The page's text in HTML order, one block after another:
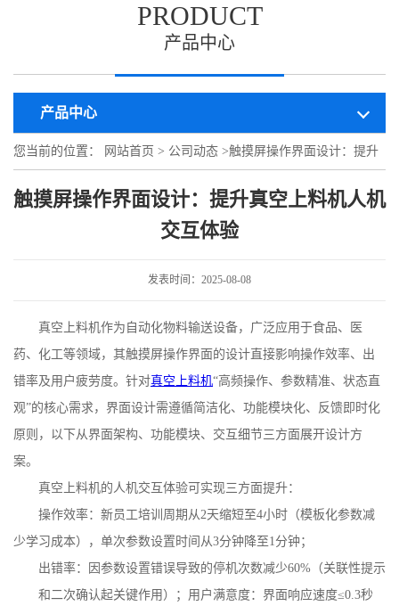
PRODUCT
产品中心
产品中心
您当前的位置： 网站首页 > 公司动态 >触摸屏操作界面设计：提升
真空上料机人机交互体验
触摸屏操作界面设计：提升真空上料机人机
交互体验
发表时间：2025-08-08
真空上料机作为自动化物料输送设备，广泛应用于食品、医
药、化工等领域，其触摸屏操作界面的设计直接影响操作效率、出
错率及用户疲劳度。针对真空上料机“高频操作、参数精准、状态直
观”的核心需求，界面设计需遵循简洁化、功能模块化、反馈即时化
原则，以下从界面架构、功能模块、交互细节三方面展开设计方
案。
真空上料机的人机交互体验可实现三方面提升：
操作效率：新员工培训周期从2天缩短至4小时（模板化参数减
少学习成本），单次参数设置时间从3分钟降至1分钟；
出错率：因参数设置错误导致的停机次数减少60% （关联性提示
和二次确认起关键作用）；用户满意度：界面响应速度≤0.3秒